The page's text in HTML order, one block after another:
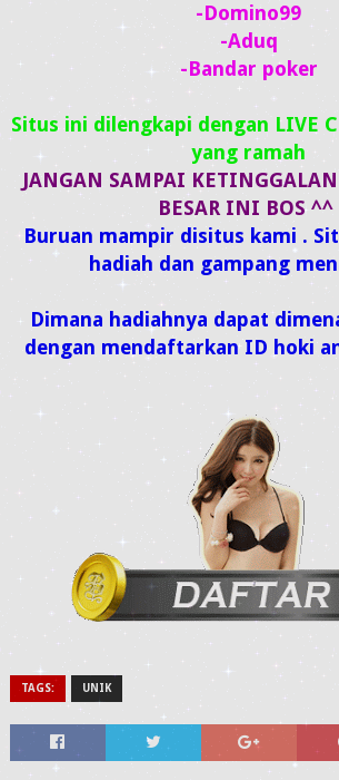
-Domino99
-Aduq
-Bandar poker
Situs ini dilengkapi dengan LIVE
yang ramah
JANGAN SAMPAI
BESAR INI BOS ^^
Buruan mampir disitus kami .
hadiah dan gampang
Dimana hadiahnya dapat
dengan mendaftarkan ID hoki
TAGS: UNIK